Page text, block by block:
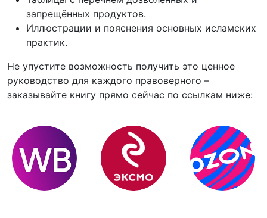
запрещённых продуктов.
Иллюстрации и пояснения основных исламских
практик.
Не упустите возможность получить это ценное
руководство для каждого правоверного –
заказывайте книгу прямо сейчас по ссылкам ниже: